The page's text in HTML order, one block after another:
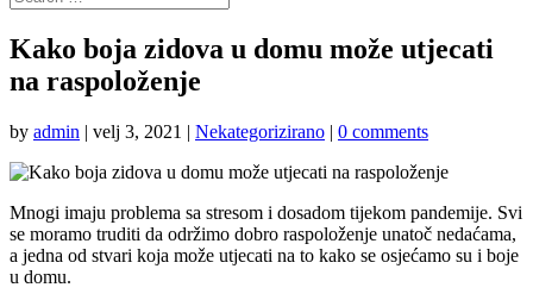
Kako boja zidova u domu može utjecati
na raspoloženje
by admin | velj 3, 2021 | Nekategorizirano | 0 comments
Mnogi imaju problema sa stresom i dosadom tijekom pandemije. Svi
se moramo truditi da održimo dobro raspoloženje unatoč nedaćama,
a jedna od stvari koja može utjecati na to kako se osjećamo su i boje
u domu.